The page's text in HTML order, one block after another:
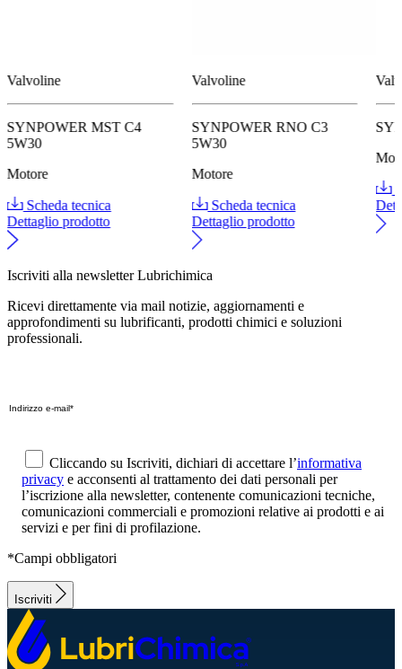
Valvoline
SYNPOWER MST C4
5W30
Motore
Scheda tecnica
Dettaglio prodotto
Valvoline
SYNPOWER RNO C3
5W30
Motore
Scheda tecnica
Dettaglio prodotto
Iscriviti alla newsletter Lubrichimica
Ricevi direttamente via mail notizie, aggiornamenti e
approfondimenti su lubrificanti, prodotti chimici e soluzioni
professionali.
Cliccando su Iscriviti, dichiari di accettare l’informativa
privacy e acconsenti al trattamento dei dati personali per
l’iscrizione alla newsletter, contenente comunicazioni tecniche,
comunicazioni commerciali e promozioni relative ai prodotti e ai
servizi e per fini di profilazione.
*Campi obbligatori
Iscriviti